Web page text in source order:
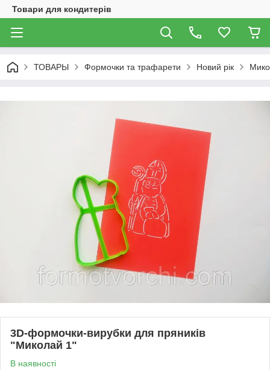
Товари для кондитерів
ТОВАРЫ Формочки та трафарети Новий рік
3D-формочки-вирубки для пряників
"Миколай 1"
В наявності